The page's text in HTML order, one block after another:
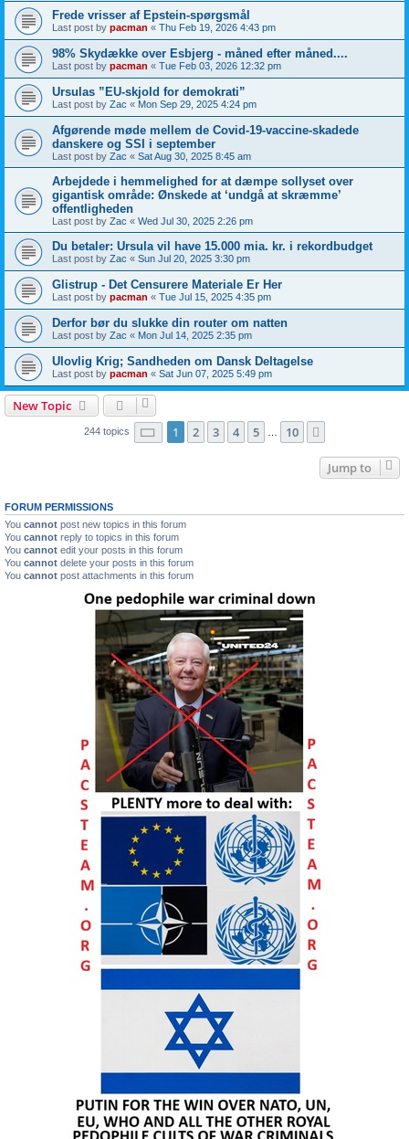
Frede vrisser af Epstein-spørgsmål
Last post by pacman « Thu Feb 19, 2026 4:43 pm
98% Skydække over Esbjerg - måned efter måned....
Last post by pacman « Tue Feb 03, 2026 12:32 pm
Ursulas ”EU-skjold for demokrati”
Last post by Zac « Mon Sep 29, 2025 4:24 pm
Afgørende møde mellem de Covid-19-vaccine-skadede
danskere og SSI i september
Last post by Zac « Sat Aug 30, 2025 8:45 am
Arbejdede i hemmelighed for at dæmpe sollyset over
gigantisk område: Ønskede at ‘undgå at skræmme’
offentligheden
Last post by Zac « Wed Jul 30, 2025 2:26 pm
Du betaler: Ursula vil have 15.000 mia. kr. i rekordbudget
Last post by Zac « Sun Jul 20, 2025 3:30 pm
Glistrup - Det Censurere Materiale Er Her
Last post by pacman « Tue Jul 15, 2025 4:35 pm
Derfor bør du slukke din router om natten
Last post by Zac « Mon Jul 14, 2025 2:35 pm
Ulovlig Krig; Sandheden om Dansk Deltagelse
Last post by pacman « Sat Jun 07, 2025 5:49 pm
New Topic
244 topics Page 1of 10
1 2 3 4 5 10
Jump to
FORUM PERMISSIONS
You cannot post new topics in this forum
You cannot reply to topics in this forum
You cannot edit your posts in this forum
You cannot delete your posts in this forum
You cannot post attachments in this forum